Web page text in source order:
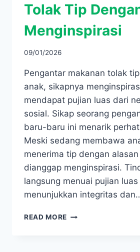
Tolak Tip
Menginspirasi
09/01/2026
Pengantar makanan tolak
anak, sikapnya
mendapat pujian luas dari
sosial. Sikap seorang
baru-baru ini menarik
Meski sedang membawa
menerima tip dengan
dianggap menginspirasi.
langsung menuai pujian luas
menunjukkan integritas
READ MORE NETIZEN